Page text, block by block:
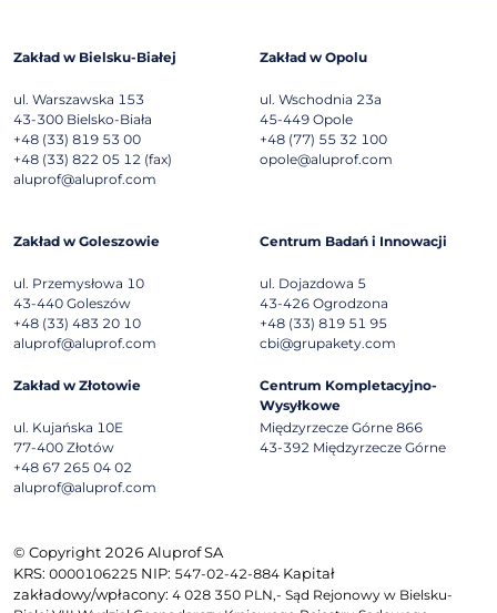
Zakład w Bielsku-Białej
ul. Warszawska 153
43-300 Bielsko-Biała
+48 (33) 819 53 00
+48 (33) 822 05 12 (fax)
aluprof@aluprof.com
Zakład w Opolu
ul. Wschodnia 23a
45-449 Opole
+48 (77) 55 32 100
opole@aluprof.com
Zakład w Goleszowie
ul. Przemysłowa 10
43-440 Goleszów
+48 (33) 483 20 10
aluprof@aluprof.com
Centrum Badań i Innowacji
ul. Dojazdowa 5
43-426 Ogrodzona
+48 (33) 819 51 95
cbi@grupakety.com
Zakład w Złotowie
ul. Kujańska 10E
77-400 Złotów
+48 67 265 04 02
aluprof@aluprof.com
Centrum Kompletacyjno-
Wysyłkowe
Międzyrzecze Górne 866
43-392 Międzyrzecze Górne
© Copyright 2026 Aluprof SA
KRS: 0000106225 NIP: 547-02-42-884 Kapitał
zakładowy/wpłacony: 4 028 350 PLN,- Sąd Rejonowy w Bielsku-